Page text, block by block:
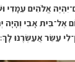
אֱלֹהִים עִמָּדִי
אָבִי וְהָיָה
עַשֵּׂר אֲעַשְּׂרֶנּוּ